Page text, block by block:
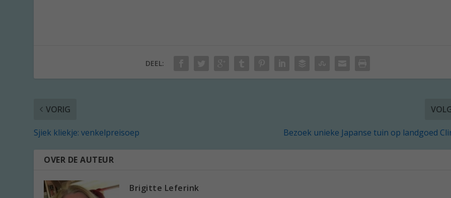
DEEL:
VORIG
Sjiek kliekje: venkelpreisoep Bezoek unieke Japanse tuin op landgoed
OVER DE AUTEUR
Brigitte Leferink